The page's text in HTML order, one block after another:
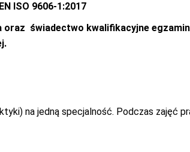
ISO 9606-1:2017
świadectwo kwalifikacyjne
na jedną specjalność. Podczas zajęć